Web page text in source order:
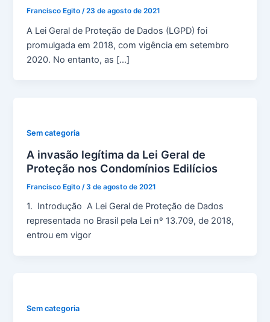
Francisco Egito/23 de agosto de 2021
A Lei Geral de Proteção de Dados (LGPD) foi
promulgada em 2018, com vigência em setembro
2020. No entanto, as […]
Sem categoria
A invasão legítima da Lei Geral de
Proteção nos Condomínios Edilícios
Francisco Egito /3 de agosto de 2021
1. Introdução A Lei Geral de Proteção de Dados
representada no Brasil pela Lei nº 13.709, de 2018,
entrou em vigor
Sem categoria